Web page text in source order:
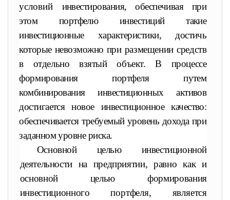
условий инвестирования, обеспечивая при
этом портфелю инвестиций такие
инвестиционные характеристики, достичь
которые невозможно при размещении средств
в отдельно взятый объект. В процессе
формирования портфеля путем
комбинирования инвестиционных активов
достигается новое инвестиционное качество:
обеспечивается требуемый уровень дохода при
заданном уровне риска.
Основной целью инвестиционной
деятельности на предприятии, равно как и
основной целью формирования
инвестиционногопортфеля, является